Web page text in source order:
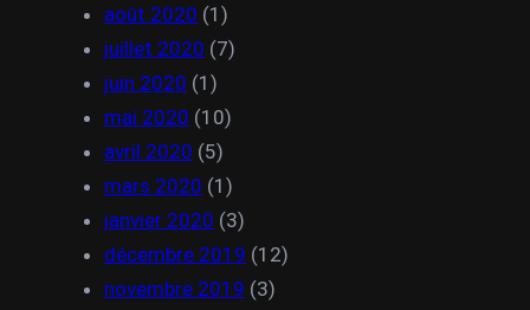
août 2020 (1)
juillet 2020 (7)
juin 2020 (1)
mai 2020 (10)
avril 2020 (5)
mars 2020 (1)
janvier 2020 (3)
décembre 2019 (12)
novembre 2019 (3)